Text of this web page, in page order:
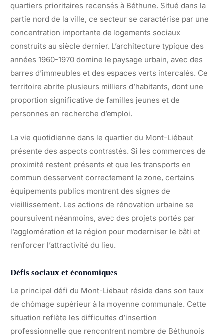
quartiers prioritaires recensés à Béthune. Situé dans la
partie nord de la ville, ce secteur se caractérise par une
concentration importante de logements sociaux
construits au siècle dernier. L’architecture typique des
années 1960-1970 domine le paysage urbain, avec des
barres d’immeubles et des espaces verts intercalés. Ce
territoire abrite plusieurs milliers d’habitants, dont une
proportion significative de familles jeunes et de
personnes en recherche d’emploi.
La vie quotidienne dans le quartier du Mont-Liébaut
présente des aspects contrastés. Si les commerces de
proximité restent présents et que les transports en
commun desservent correctement la zone, certains
équipements publics montrent des signes de
vieillissement. Les actions de rénovation urbaine se
poursuivent néanmoins, avec des projets portés par
l’agglomération et la région pour moderniser le bâti et
renforcer l’attractivité du lieu.
Défis sociaux et économiques
Le principal défi du Mont-Liébaut réside dans son taux
de chômage supérieur à la moyenne communale. Cette
situation reflète les difficultés d’insertion
professionnelle que rencontrent nombre de Béthunois